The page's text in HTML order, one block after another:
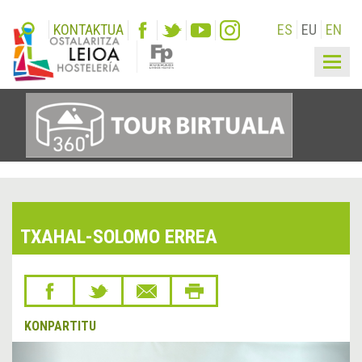
KONTAKTUA ES EU EN
TXAHAL-SOLOMO ERREA
KONPARTITU